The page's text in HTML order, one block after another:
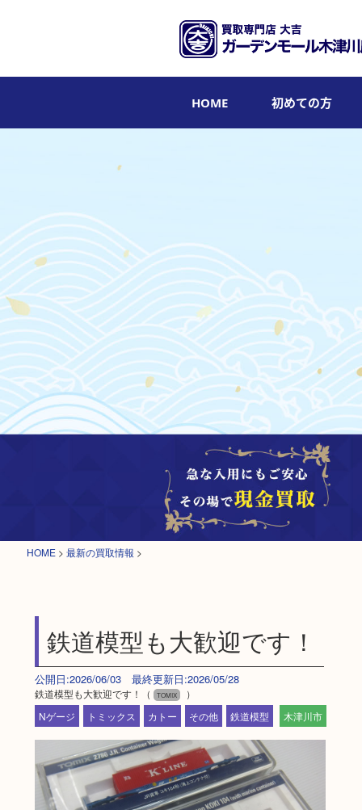
HOME 初めての方
HOME > 最新の買取情報 >
鉄道模型も大歓迎です！
公開日:2026/06/03 最終更新日:2026/05/28
鉄道模型も大歓迎です！（ TOMIX
）
Nゲージ
トミックス カトー その他 鉄道模型 木津川市